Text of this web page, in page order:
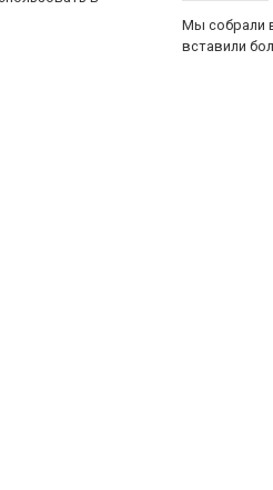
Мы собрали
вставили